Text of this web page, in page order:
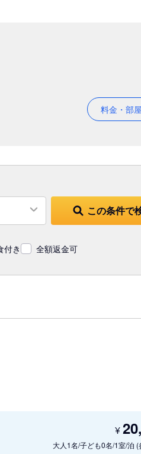
料金・部
この条件で
付き 全額返金可
大人1名/子ども0名/1室/泊 (
¥